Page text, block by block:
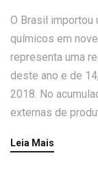
O Brasil importou
químicos em
representa uma
deste ano e de
2018. No
externas de
Leia Mais